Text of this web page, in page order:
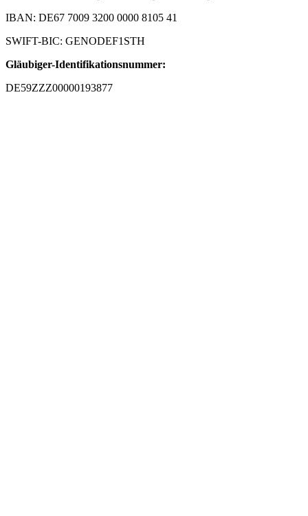
IBAN: DE67 7009 3200 0000 8105 41
SWIFT-BIC: GENODEF1STH
Gläubiger-Identifikationsnummer:
DE59ZZZ00000193877